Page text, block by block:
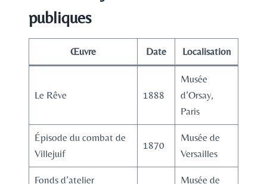
publiques
Œuvre Date Localisation
Le Rêve 1888
Musée
d’Orsay,
Paris
Épisode du combat de
Villejuif
1870
Musée de
Versailles
Fonds d’atelier
Musée de